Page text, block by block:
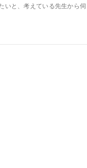
いと、考えている先生から伺